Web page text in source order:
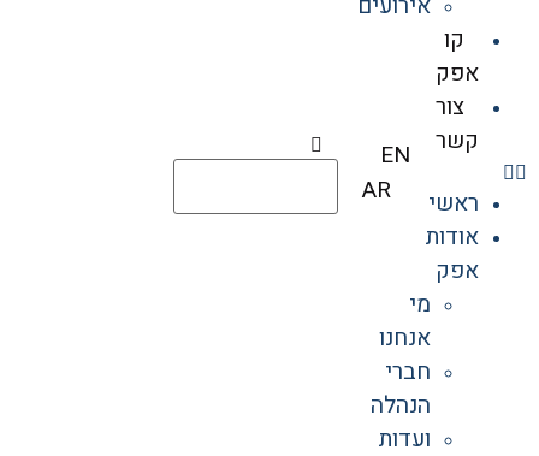
קו
אפק
צור
קשר
ראשי
אודות
אפק
מי
אנחנו
חברי
הנהלה
ועדות
EN
AR